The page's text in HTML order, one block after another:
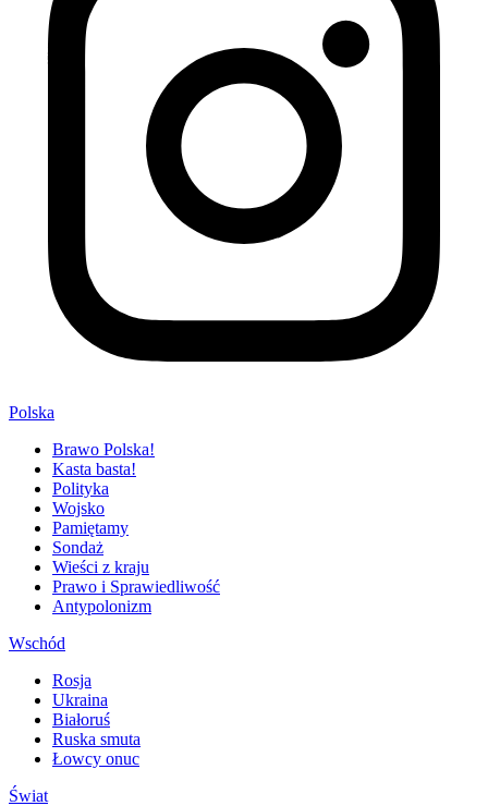
Polska
Brawo Polska!
Kasta basta!
Polityka
Wojsko
Pamiętamy
Sondaż
Wieści z kraju
Prawo i Sprawiedliwość
Antypolonizm
Wschód
Rosja
Ukraina
Białoruś
Ruska smuta
Łowcy onuc
Świat